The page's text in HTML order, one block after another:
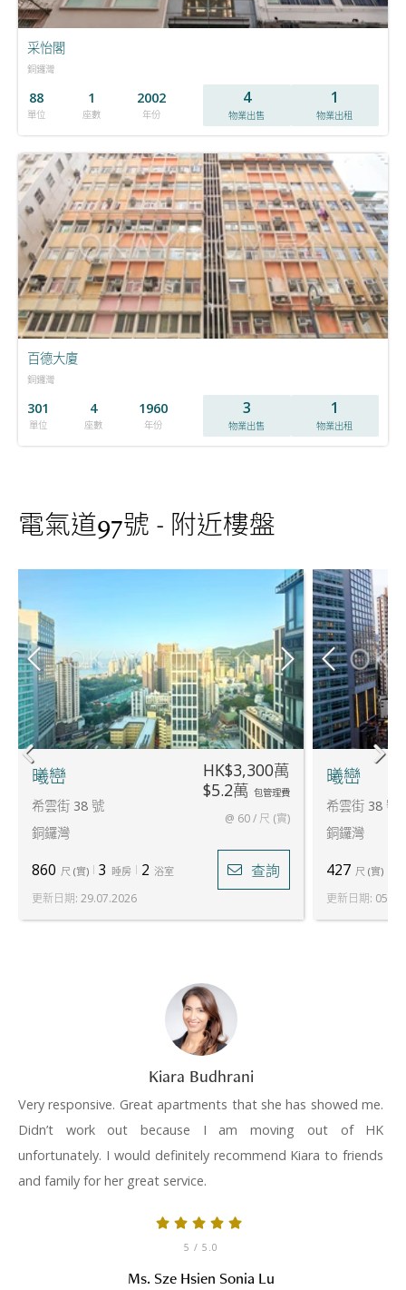
采怡閣
銅鑼灣
88
單位
1
座數
2002
年份
4
物業出售
1
物業出租
百德大廈
銅鑼灣
301
單位
4
座數
1960
年份
3
物業出售
1
物業出租
電氣道97號 - 附近樓盤
曦巒
希雲街 38 號
銅鑼灣
HK$3,300萬
$5.2萬 包管理費
@ 60 / 尺 (實)
860 尺 (實) 3 睡房 2 浴室 查詢
更新日期: 29.07.2026
曦巒
希雲街 38 號
銅鑼灣
427 尺 (實)
更新日期:
Kiara Budhrani
Very responsive. Great apartments that she has showed me.
Didn’t work out because I am moving out of HK
unfortunately. I would definitely recommend Kiara to friends
and family for her great service.
5 / 5.0
Ms. Sze Hsien Sonia Lu